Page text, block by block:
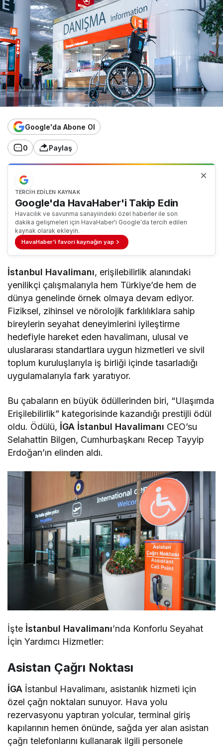
Google'da Abone Ol
0 Paylaş
TERCIH EDILEN KAYNAK
Google'da HavaHaber'i Takip Edin
Havacılık ve savunma sanayiindeki özel haberler ile son
dakika gelişmeleri için HavaHaber'i Google'da tercih edilen
kaynak olarak ekleyin.
HavaHaber'i favori kaynağın yap
İstanbul Havalimanı, erişilebilirlik alanındaki
yenilikçi çalışmalarıyla hem Türkiye’de hem de
dünya genelinde örnek olmaya devam ediyor.
Fiziksel, zihinsel ve nörolojik farklılıklara sahip
bireylerin seyahat deneyimlerini iyileştirme
hedefiyle hareket eden havalimanı, ulusal ve
uluslararası standartlara uygun hizmetleri ve sivil
toplum kuruluşlarıyla iş birliği içinde tasarladığı
uygulamalarıyla fark yaratıyor.
Bu çabaların en büyük ödüllerinden biri, “Ulaşımda
Erişilebilirlik” kategorisinde kazandığı prestijli ödül
oldu. Ödülü, İGA İstanbul Havalimanı CEO’su
Selahattin Bilgen, Cumhurbaşkanı Recep Tayyip
Erdoğan’ın elinden aldı.
İşte İstanbul Havalimanı’nda Konforlu Seyahat
İçin Yardımcı Hizmetler:
Asistan Çağrı Noktası
İGA İstanbul Havalimanı, asistanlık hizmeti için
özel çağrı noktaları sunuyor. Hava yolu
rezervasyonu yaptıran yolcular, terminal giriş
kapılarının hemen önünde, sağda yer alan asistan
çağrı telefonlarını kullanarak ilgili personele